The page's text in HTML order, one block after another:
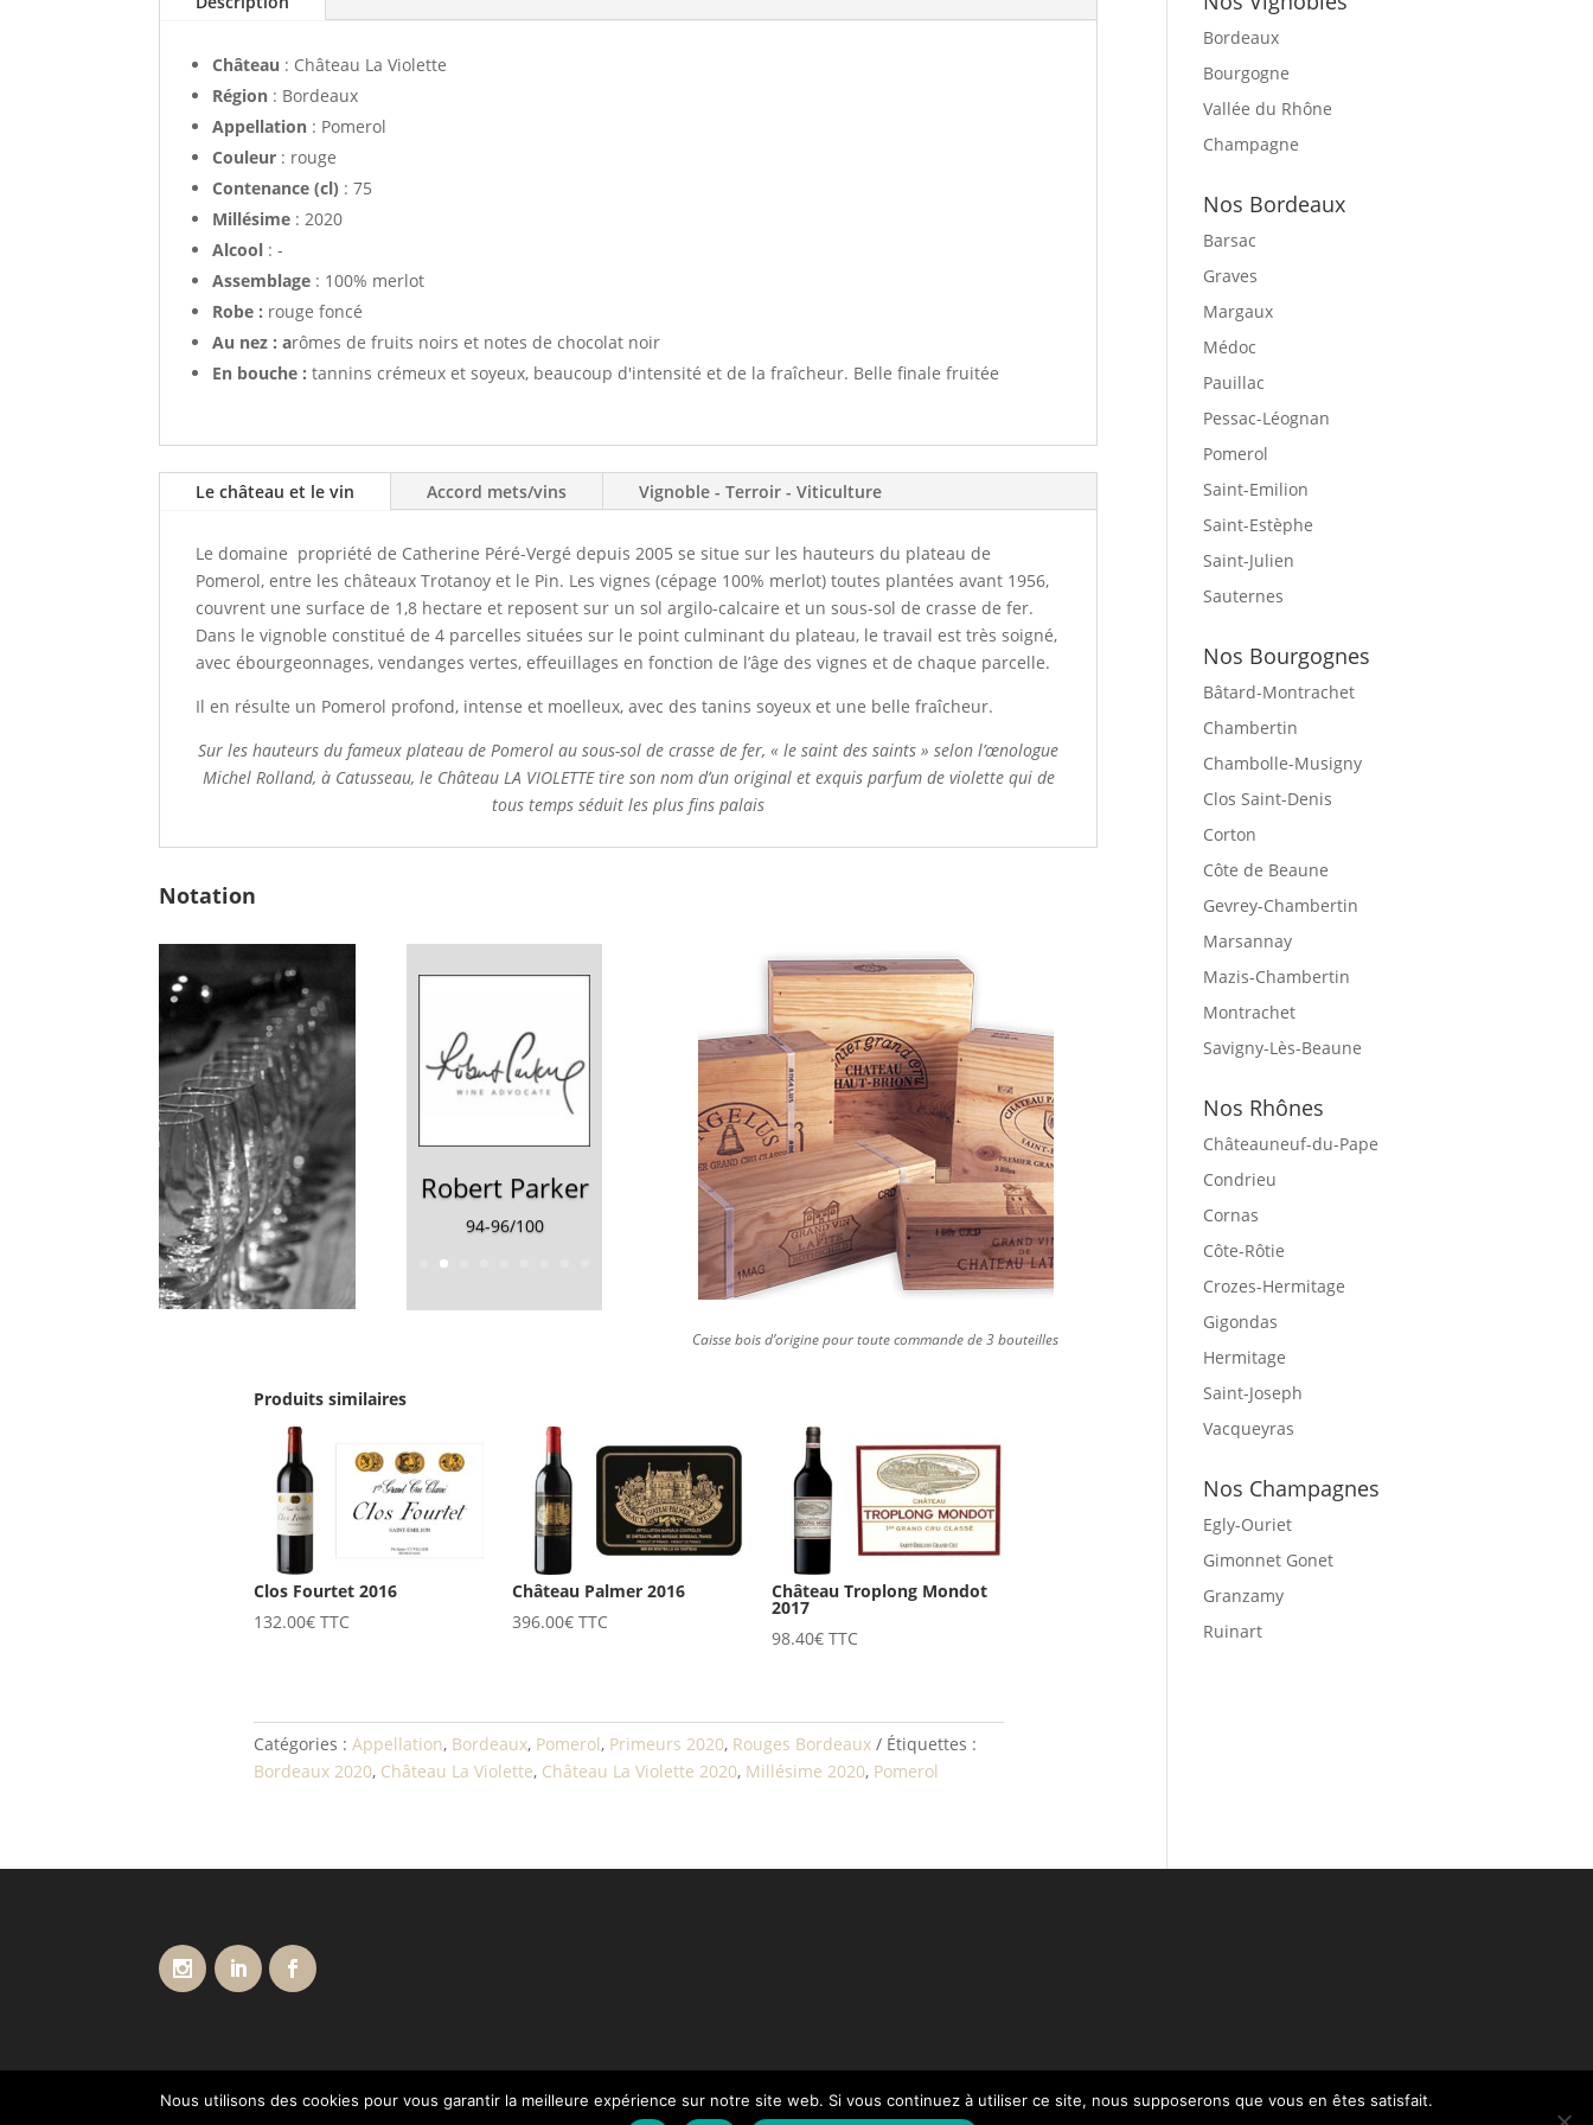
Château : Château La Violette
Région : Bordeaux
Appellation : Pomerol
Couleur : rouge
Contenance (cl) : 75
Millésime : 2020
Alcool : -
Assemblage : 100% merlot
Robe : rouge foncé
Au nez : arômes de fruits noirs et notes de chocolat noir
En bouche :tannins crémeux et soyeux, beaucoup d'intensité et de la fraîcheur. Belle finale fruitée
Le château et le vin Accord mets/vins Vignoble - Terroir - Viticulture
Le domaine propriété de Catherine Péré-Vergé depuis 2005 se situe sur les hauteurs du plateau de
Pomerol, entre les châteaux Trotanoy et le Pin. Les vignes (cépage 100% merlot) toutes plantées avant 1956,
couvrent une surface de 1,8 hectare et reposent sur un sol argilo-calcaire et un sous-sol de crasse de fer.
Dans le vignoble constitué de 4 parcelles situées sur le point culminant du plateau, le travail esttrès soigné,
avec ébourgeonnages, vendanges vertes, effeuillages en fonction de l’âge des vigneset de chaque parcelle.
Il en résulte un Pomerol profond, intense et moelleux, avec des tanins soyeux et une belle fraîcheur.
Sur les hauteurs du fameux plateau de Pomerol au sous-sol de crasse de fer, « le saint des saints » selon l’œnologue
Michel Rolland, à Catusseau, le Château LA VIOLETTE tire son nom d’un original et exquis parfum de violette qui de
tous temps séduit les plus fins palais
Notation
Robert Parker
94-96/100
Caisse bois d’origine pour toute commande de 3 bouteilles
Produits similaires
Clos Fourtet 2016
132.00€ TTC
Château Palmer 2016
396.00€ TTC
Château Troplong Mondot
2017
98.40€ TTC
Catégories : Appellation, Bordeaux, Pomerol, Primeurs 2020, Rouges Bordeaux
Étiquettes :
Bordeaux 2020, Château La Violette, Château La Violette 2020, Millésime 2020, Pomerol
Bordeaux
Bourgogne
Vallée du Rhône
Champagne
Nos Bordeaux
Barsac
Graves
Margaux
Médoc
Pauillac
Pessac-Léognan
Pomerol
Saint-Emilion
Saint-Estèphe
Saint-Julien
Sauternes
Nos Bourgognes
Bâtard-Montrachet
Chambertin
Chambolle-Musigny
Clos Saint-Denis
Corton
Côte de Beaune
Gevrey-Chambertin
Marsannay
Mazis-Chambertin
Montrachet
Savigny-Lès-Beaune
Nos Rhônes
Châteauneuf-du-Pape
Condrieu
Cornas
Côte-Rôtie
Crozes-Hermitage
Gigondas
Hermitage
Saint-Joseph
Vacqueyras
Nos Champagnes
Egly-Ouriet
Gimonnet Gonet
Granzamy
Ruinart
Conditions générales de vente Livraisons Paiement Mentions légales Contact Notre Catalogue Politique de confidentialité – RGPD
Nous utilisons des cookies pour vous garantir la meilleure expérience sur notre site web. Si vous continuez à utiliser ce site, nous supposerons que vous en êtes satisfait.